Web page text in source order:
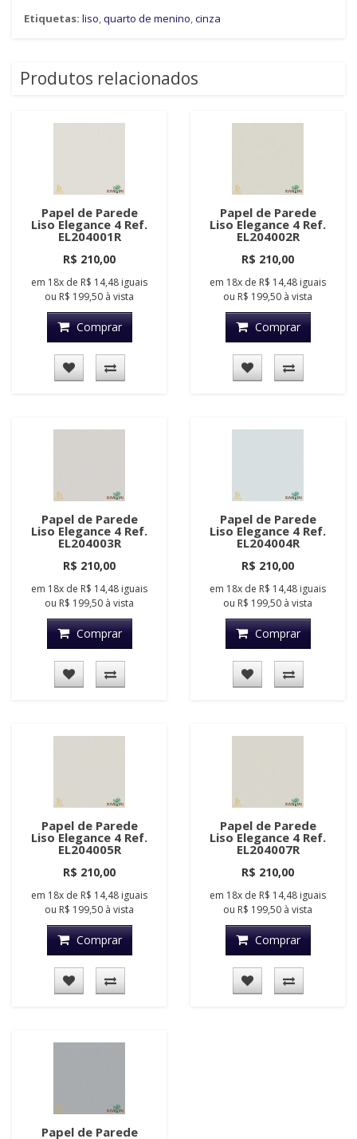
Etiquetas: liso,quarto de menino,cinza
Produtos relacionados
Papel de Parede
Liso Elegance 4 Ref.
EL204001R
R$ 210,00
em 18x de R$ 14,48 iguais
ou R$ 199,50 à vista
Comprar
Papel de Parede
Liso Elegance 4 Ref.
EL204002R
R$ 210,00
em 18x de R$ 14,48 iguais
ou R$ 199,50 à vista
Comprar
Papel de Parede
Liso Elegance 4 Ref.
EL204003R
R$ 210,00
em 18x de R$ 14,48 iguais
ou R$ 199,50 à vista
Comprar
Papel de Parede
Liso Elegance 4 Ref.
EL204004R
R$ 210,00
em 18x de R$ 14,48 iguais
ou R$ 199,50 à vista
Comprar
Papel de Parede
Liso Elegance 4 Ref.
EL204005R
R$ 210,00
em 18x de R$ 14,48 iguais
ou R$ 199,50 à vista
Comprar
Papel de Parede
Liso Elegance 4 Ref.
EL204007R
R$ 210,00
em 18x de R$ 14,48 iguais
ou R$ 199,50 à vista
Comprar
Papel de Parede